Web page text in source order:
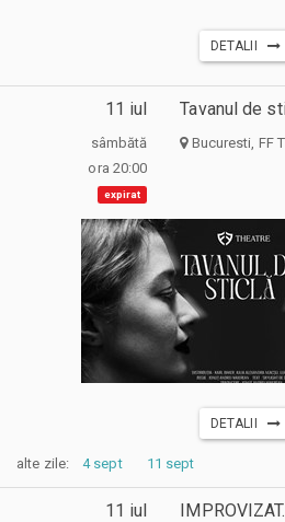
DETALII
11 iul
sâmbătă
ora 20:00
expirat
Tavanul de
Bucuresti, FF
DETALII
alte zile: 4 sept 11 sept
11 iul